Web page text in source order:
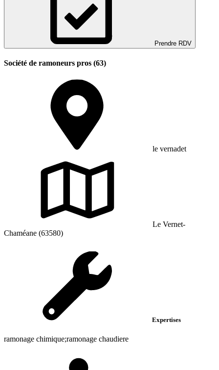
Prendre RDV
Société de ramoneurs pros (63)
le vernadet
Le Vernet-
Chaméane (63580)
Expertises
ramonage chimique;ramonage chaudiere